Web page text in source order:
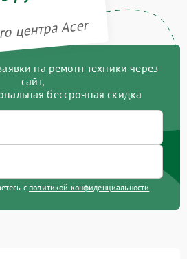
центра Acer
на ремонт техники через
сайт,
бессрочная скидка
с политикой конфиденциальности